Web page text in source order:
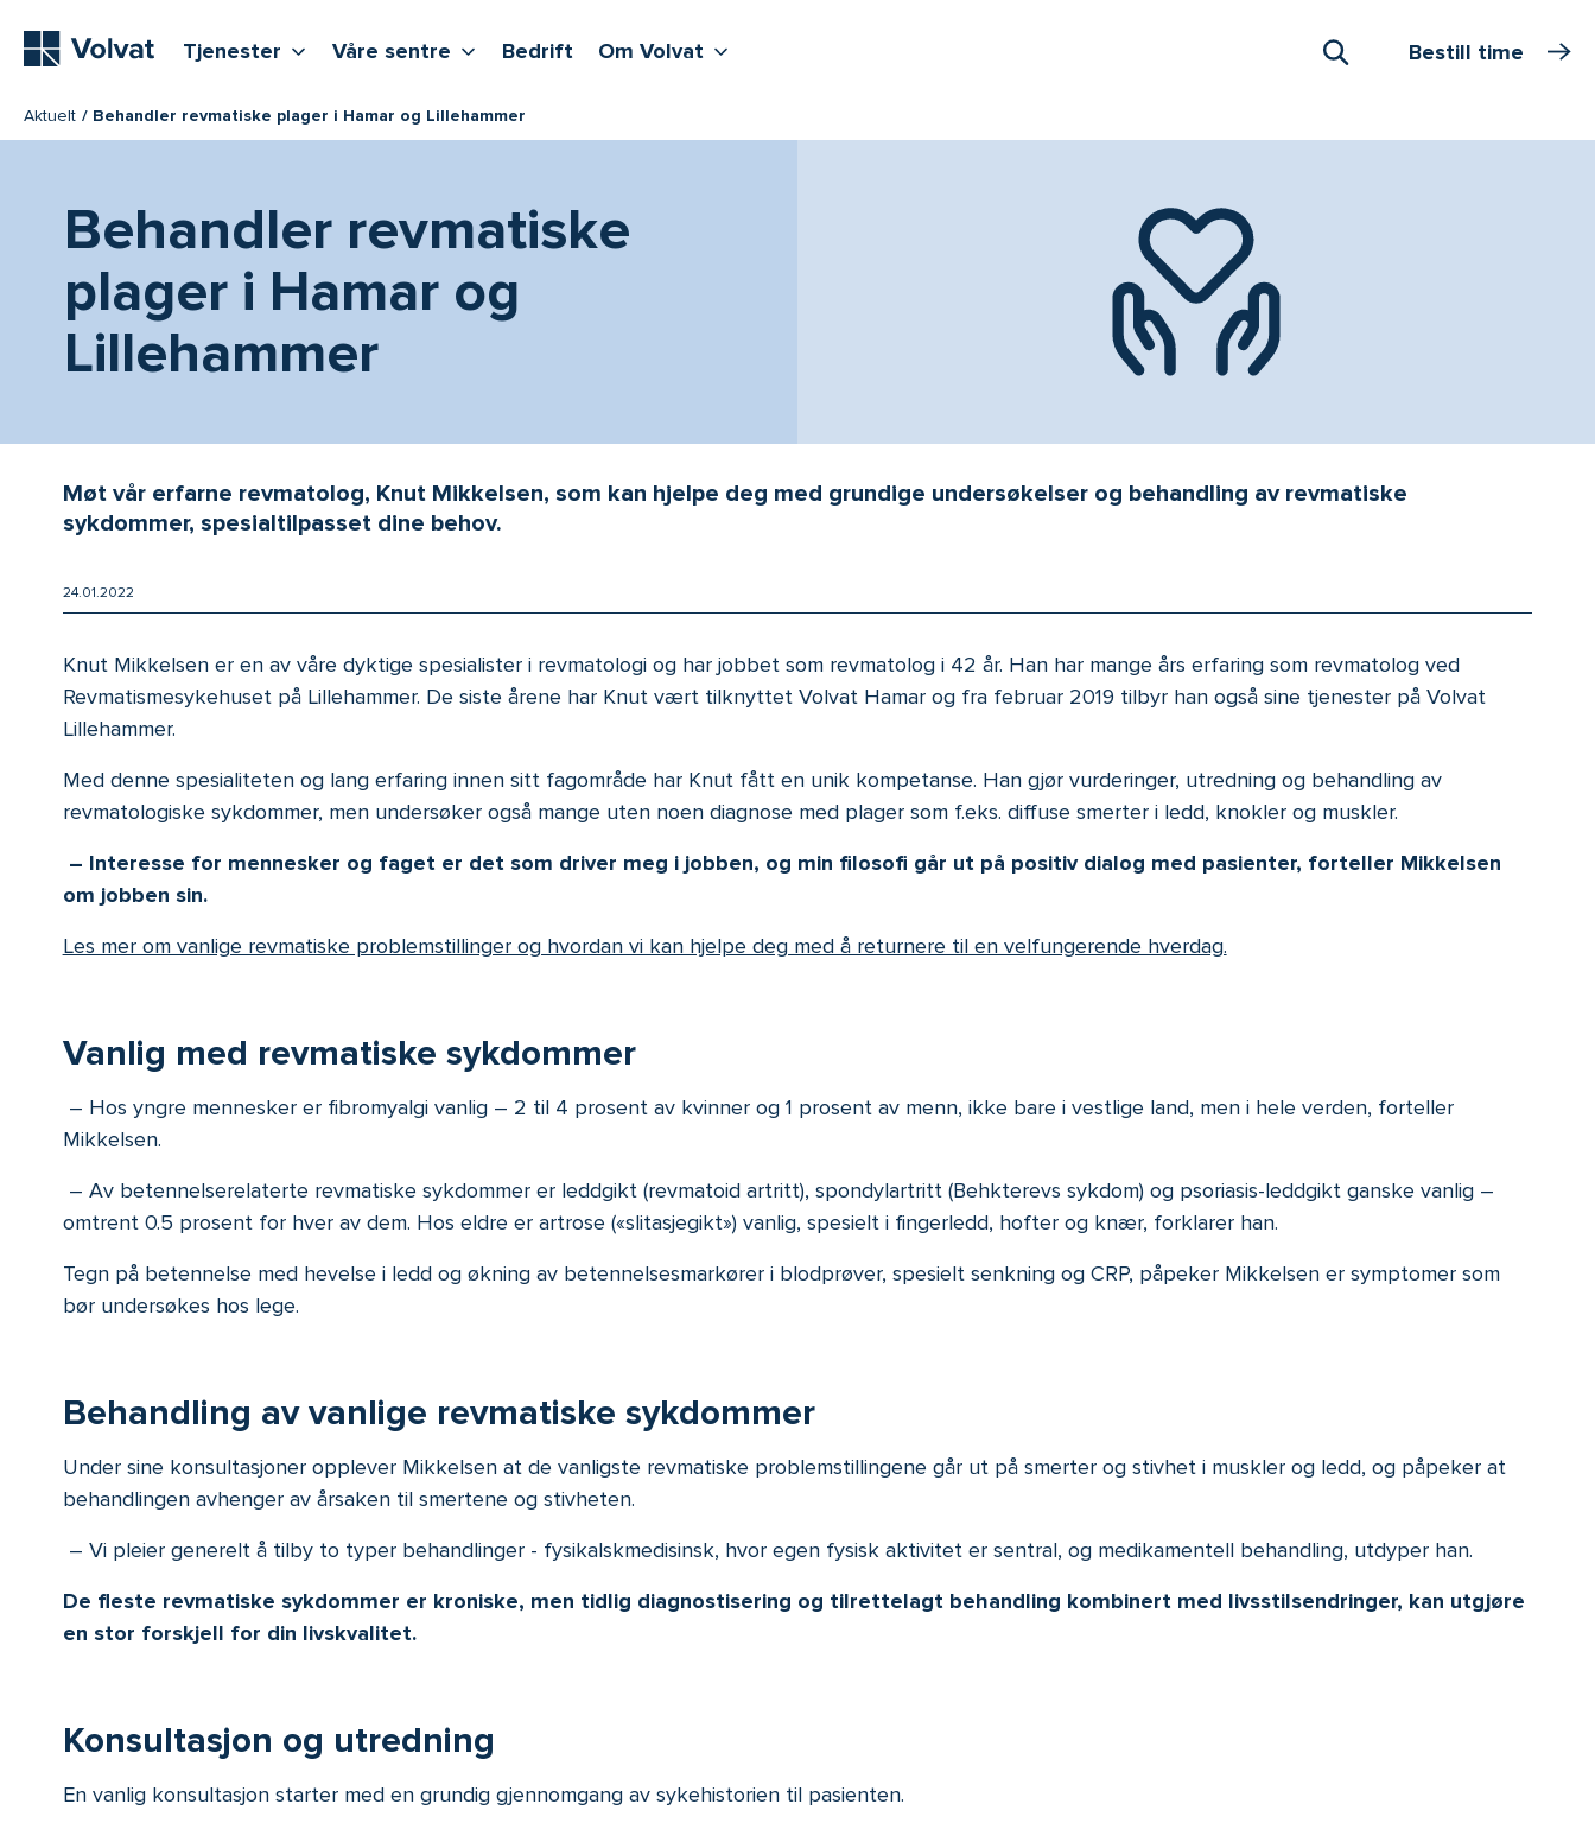
Tjenester Vis flere undernivåerTjenester
Våre sentre Vis flere undernivåerVåre sentre
Bedrift Om Volvat Bestill time
Aktuelt Behandler revmatiske plager i Hamar og Lillehammer
Behandler revmatiske
plager i Hamar og
Lillehammer
Møt vår erfarne revmatolog, Knut Mikkelsen, som kan hjelpe deg med grundige undersøkelser og behandling av revmatiske
sykdommer, spesialtilpasset dine behov.
24.01.2022
Knut Mikkelsen er en av våre dyktige spesialister i revmatologi og har jobbet som revmatolog i 42 år. Han har mange års erfaring som revmatolog ved
Revmatismesykehuset på Lillehammer. De siste årene har Knut vært tilknyttet Volvat Hamar og fra februar 2019 tilbyr han også sine tjenester på Volvat
Lillehammer.
Med denne spesialiteten og lang erfaring innen sitt fagområde har Knut fått en unik kompetanse. Han gjør vurderinger, utredning og behandling av
revmatologiske sykdommer, men undersøker også mange uten noen diagnose med plager som f.eks. diffuse smerter i ledd, knokler og muskler.
– Interesse for mennesker og faget er det som driver meg i jobben, og min filosofi går ut på positiv dialog med pasienter, forteller Mikkelsen
om jobben sin.
Les mer om vanlige revmatiske problemstillinger og hvordan vi kan hjelpe deg med å returnere til en velfungerende hverdag.
Vanlig med revmatiske sykdommer
– Hos yngre mennesker er fibromyalgi vanlig – 2 til 4 prosent av kvinner og 1 prosent av menn, ikke bare i vestlige land, men i hele verden, forteller
Mikkelsen.
– Av betennelserelaterte revmatiske sykdommer er leddgikt (revmatoid artritt), spondylartritt (Behkterevs sykdom) og psoriasis-leddgikt ganske vanlig –
omtrent 0.5 prosent for hver av dem. Hos eldre er artrose («slitasjegikt») vanlig, spesielt i fingerledd, hofter og knær, forklarer han.
Tegn på betennelse med hevelse i ledd og økning av betennelsesmarkører i blodprøver, spesielt senkning og CRP, påpeker Mikkelsen er symptomer som
bør undersøkes hos lege.
Behandling av vanlige revmatiske sykdommer
Under sine konsultasjoner opplever Mikkelsen at de vanligste revmatiske problemstillingene går ut på smerter og stivhet i muskler og ledd, og påpeker at
behandlingen avhenger av årsaken til smertene og stivheten.
– Vi pleier generelt å tilby to typer behandlinger - fysikalskmedisinsk, hvor egen fysisk aktivitet er sentral, og medikamentell behandling, utdyper han.
De fleste revmatiske sykdommer er kroniske, men tidlig diagnostisering og tilrettelagt behandling kombinert med livsstilsendringer, kan utgjøre
en stor forskjell for din livskvalitet.
Konsultasjon og utredning
En vanlig konsultasjon starter med en grundig gjennomgang av sykehistorien til pasienten.